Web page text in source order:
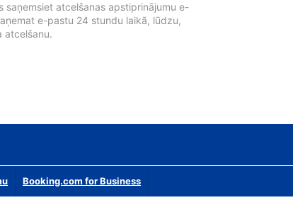
atcelšanas apstiprinājumu e-
e-pastu 24 stundu laikā, lūdzu,
atcelšanu.
Booking.com for Business